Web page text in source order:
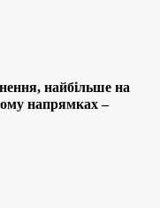
найбільше на
напрямках –